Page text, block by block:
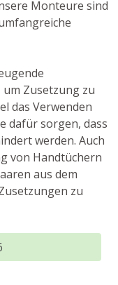
Monteure sind
Zusetzung zu
das Verwenden
dafür sorgen, dass
werden. Auch
von Handtüchern
aus dem
zu